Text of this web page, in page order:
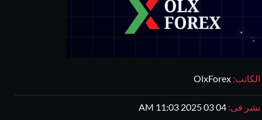
الكاتب: OlxForex
نشر فى: 04 03 2025 11:03 AM